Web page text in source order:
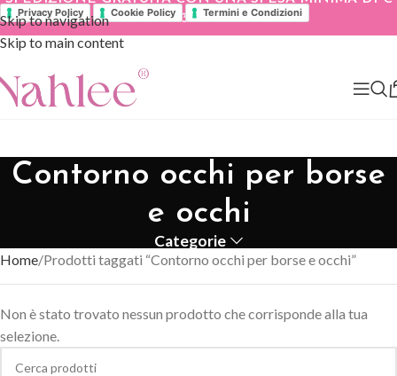
Privacy Policy Cookie Policy Termini e Condizioni
Skip to navigation
Skip to main content
Contorno occhi per borse
e occhi
Categorie
Home Prodotti taggati “Contorno occhi per borse e occhi”
Non è stato trovato nessun prodotto che corrisponde alla tua
selezione.
39.90